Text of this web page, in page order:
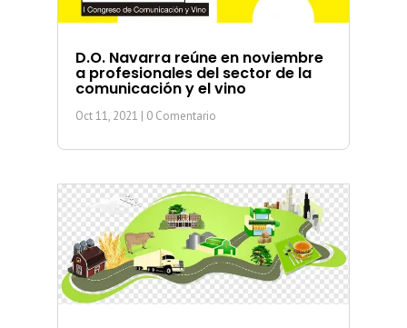
D.O. Navarra reúne en noviembre
a profesionales del sector de la
comunicación y el vino
Oct 11, 2021 | 0 Comentario